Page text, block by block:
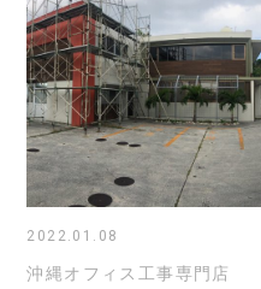
2022.01.08
沖縄オフィス工事専門店